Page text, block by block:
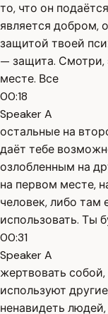
то, что он
является добром,
защитой твоей
— защита. Смотри,
месте. Все
00:18
Speaker A
остальные на
даёт тебе
озлобленным на
на первом месте,
человек, либо там
использовать. Ты
00:31
Speaker A
жертвовать
используют
ненавидеть